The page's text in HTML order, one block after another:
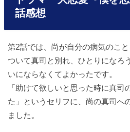
話感想
第2話では、尚が自分の病気のこ
ついて真司と別れ、ひとりになろ
いにならなくてよかったです。
「助けて欲しいと思った時に真司
た」というセリフに、尚の真司へ
ました。